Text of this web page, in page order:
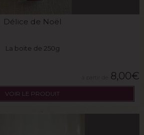
Délice de Noël
La boite de 250g
8,00€
VOIR LE PRODUIT